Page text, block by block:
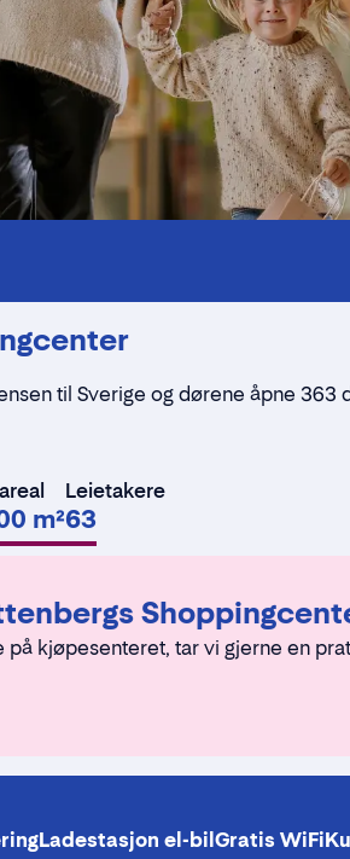
til Sverige og dørene åpne 363
m²
Leietakere
63
kjøpesenteret, tar vi gjerne en
Ladestasjon el-bil Gratis WiFi